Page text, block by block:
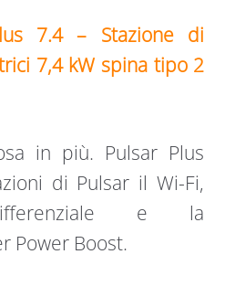
7.4 – Stazione di
7,4 kW spina tipo 2
in più. Pulsar Plus
di Pulsar il Wi-Fi,
e la
Power Boost.